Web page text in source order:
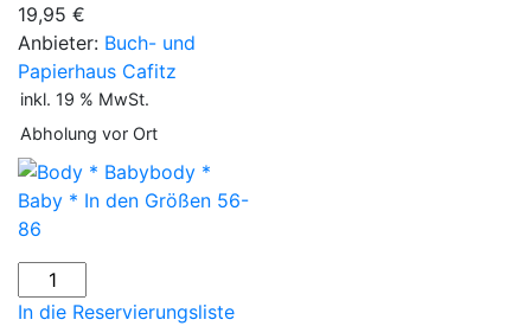
19,95 €
Anbieter: Buch- und
Papierhaus Cafitz
inkl. 19 % MwSt.
Abholung vor Ort
Body
*
In die Reservierungsliste